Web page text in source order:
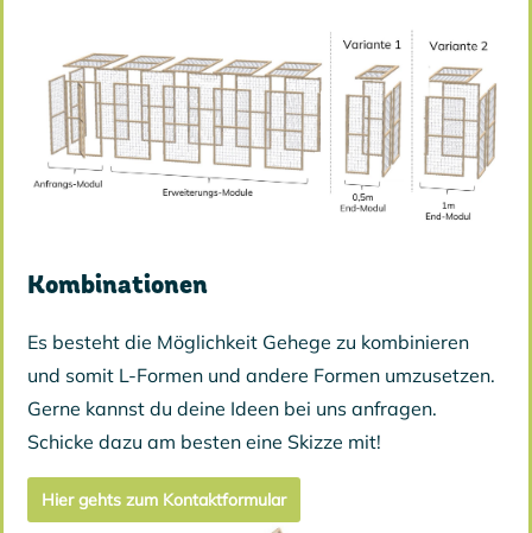
Kombinationen
Es besteht die Möglichkeit Gehege zu kombinieren
und somit L-Formen und andere Formen umzusetzen.
Gerne kannst du deine Ideen bei uns anfragen.
Schicke dazu am besten eine Skizze mit!
Hier gehts zum Kontaktformular